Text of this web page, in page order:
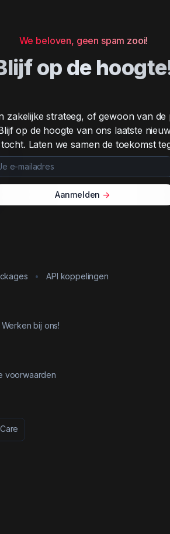
We beloven, geen spam zooi!
op de
strateeg, of gewoon van de
op de hoogte van ons laatste
Laten we samen de toekomst
Aanmelden ->
• API koppelingen
Werken bij ons!
voorwaarden